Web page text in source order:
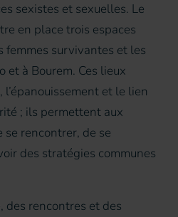
sexistes et sexuelles. Le
en place trois espaces
femmes survivantes et les
et à Bourem. Ces lieux
l’épanouissement et le lien
; ils permettent aux
rencontrer, de se
des stratégies communes
des rencontres et des